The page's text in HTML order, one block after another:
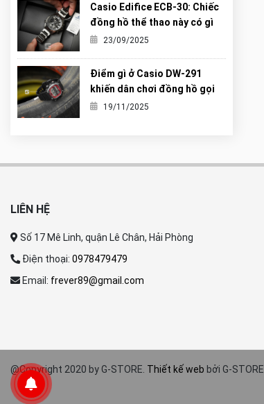
Casio Edifice ECB-30: Chiếc
đồng hồ thể thao này có gì
khiến giới trẻ mê mẩn?
23/09/2025
Điểm gì ở Casio DW-291
khiến dân chơi đồng hồ gọi
nó là tiểu G-Shock?
19/11/2025
LIÊN HỆ
Số 17 Mê Linh, quận Lê Chân, Hải Phòng
Điện thoại: 0978479479
Email: frever89@gmail.com
@Copyright 2020 by G-STORE. Thiết kế web bởi G-STORE.